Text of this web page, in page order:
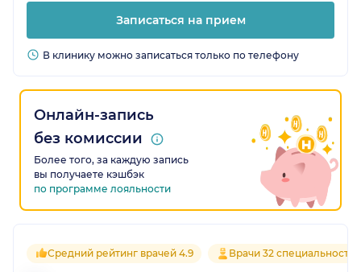
Записаться на прием
В клинику можно записаться только по телефону
Онлайн-запись
без комиссии
Более того, за каждую запись
вы получаете кэшбэк
по программе лояльности
Средний рейтинг врачей 4.9 Врачи 32 специальностей